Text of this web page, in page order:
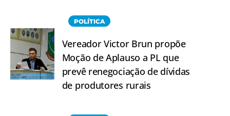
POLÍTICA
Vereador Victor Brun propõe
Moção de Aplauso a PL que
prevê renegociação de dívidas
de produtores rurais